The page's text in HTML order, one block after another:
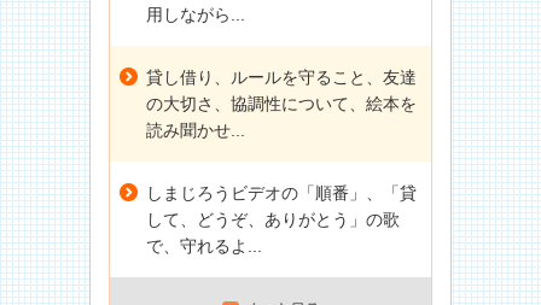
用しながら...
貸し借り、ルールを守ること、友達
の大切さ、協調性について、絵本を
読み聞かせ...
しまじろうビデオの「順番」、「貸
して、どうぞ、ありがとう」の歌
で、守れるよ...